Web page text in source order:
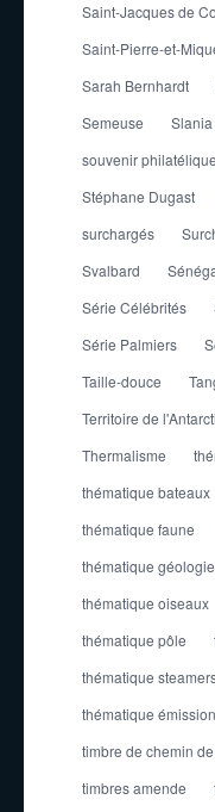
Saint-Jacques de
Saint-Pierre-et-
Sarah Bernhardt
Semeuse
Slania
souvenir philatélique
Stéphane Dugast
surchargés
Svalbard
Série Célébrités
Série Palmiers
Taille-douce
Territoire de
Thermalisme
thématique bateaux
thématique faune
thématique géologie
thématique oiseaux
thématique pôle
thématique
thématique
timbre de chemin
timbres amende